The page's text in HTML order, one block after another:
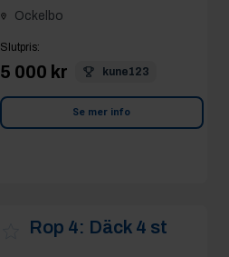
Ockelbo
Slutpris:
5 000 kr kune123
Se mer info
Rop 4: Däck 4 st